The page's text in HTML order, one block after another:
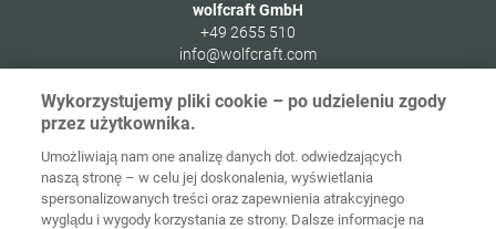
wolfcraft GmbH
+49 2655 510
info@wolfcraft.com
56746Kempenich
Wykorzystujemy pliki cookie – po udzieleniu zgody
przez użytkownika.
Umożliwiają nam one analizę danych dot. odwiedzających
naszą stronę – w celu jej doskonalenia, wyświetlania
spersonalizowanych treści oraz zapewnienia atrakcyjnego
wyglądu i wygody korzystania ze strony. Dalsze informacje na